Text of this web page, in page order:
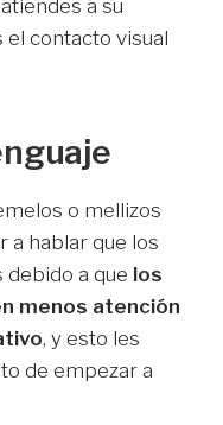
a su
contacto visual
o mellizos
a hablar que los
debido a que los
menos atención
, y esto les
de empezar a